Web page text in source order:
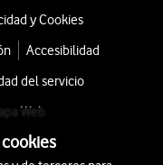
y Cookies
Accesibilidad
del servicio
Web
cookies